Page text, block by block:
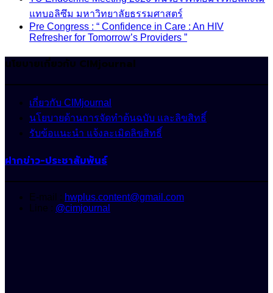
แทบอลิซึม มหาวิทยาลัยธรรมศาสตร์
Pre Congress : “ Confidence in Care : An HIV
Refresher for Tomorrow’s Providers ”
นโยบายเกี่ยวกับ CIMjournal
เกี่ยวกับ CIMjournal
นโยบายด้านการจัดทำต้นฉบับ และลิขสิทธิ์
รับข้อแนะนำ แจ้งละเมิดลิขสิทธิ์
ฝากข่าว-ประชาสัมพันธ์
E-mail : hwplus.content@gmail.com
Line : @cimjournal